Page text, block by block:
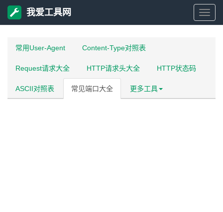
我
我爱工具网
常用User-Agent Content-Type对照表
Request请求大全 HTTP请求头大全 HTTP状态码
ASCII对照表 常见端口大全 更多工具